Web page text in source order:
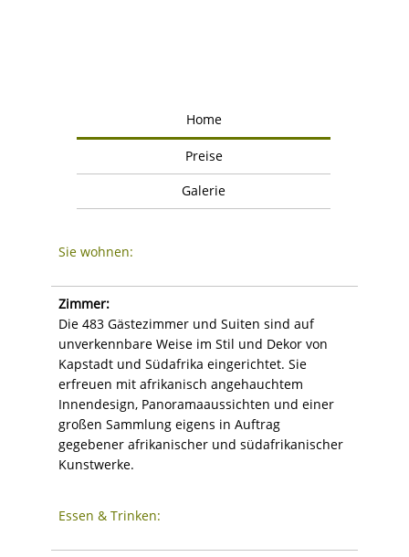
Home
Preise
Galerie
Sie wohnen:
Zimmer:
Die 483 Gästezimmer und Suiten sind auf
unverkennbare Weise im Stil und Dekor von
Kapstadt und Südafrika eingerichtet. Sie
erfreuen mit afrikanisch angehauchtem
Innendesign, Panoramaaussichten und einer
großen Sammlung eigens in Auftrag
gegebener afrikanischer und südafrikanischer
Kunstwerke.
Essen & Trinken: